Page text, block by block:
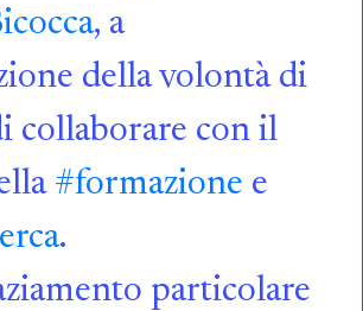
, a
della volontà di
collaborare con il
#formazione e
.
particolare